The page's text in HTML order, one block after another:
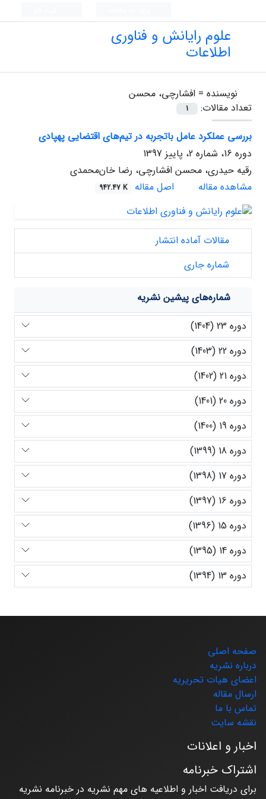
علوم رایانش و فناوری
اطلاعات
نویسنده = افشارچی، محسن
تعداد مقالات:
1
بررسی عملکرد عامل باتجربه در تیم‌های اقتضایی پهپادی‌
دوره 16، شماره 2، پاییز 1397
رقیه حیدری، محسن افشارچی، رضا خان‌محمدی
مشاهده مقاله
اصل مقاله 942.47 K
مقالات آماده انتشار
شماره جاری
شماره‌های پیشین نشریه
دوره 23 (1404)
دوره 22 (1403)
دوره 21 (1402)
دوره 20 (1401)
دوره 19 (1400)
دوره 18 (1399)
دوره 17 (1398)
دوره 16 (1397)
دوره 15 (1396)
دوره 14 (1395)
دوره 13 (1394)
صفحه اصلی
درباره نشریه
اعضای هیات تحریریه
ارسال مقاله
تماس با ما
نقشه سایت
اخبار و اعلانات
اشتراک خبرنامه
برای دریافت اخبار و اطلاعیه های مهم نشریه در خبرنامه نشریه